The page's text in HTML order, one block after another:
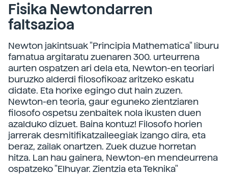
Fisika Newtondarren
faltsazioa
Newton jakintsuak "Principia Mathematica" liburu
famatua argitaratu zuenaren 300. urteurrena
aurten ospatzen ari dela eta, Newton-en teoriari
buruzko alderdi filosofikoaz aritzeko eskatu
didate. Eta horixe egingo dut hain zuzen.
Newton-en teoria, gaur eguneko zientziaren
filosofo ospetsu zenbaitek nola ikusten duen
azalduko dizuet. Baina kontuz! Filosofo horien
jarrerak desmitifikatzaileegiak izango dira, eta
beraz, zailak onartzen. Zuek duzue horretan
hitza. Lan hau gainera, Newton-en mendeurrena
ospatzeko "Elhuyar. Zientzia eta Teknika"